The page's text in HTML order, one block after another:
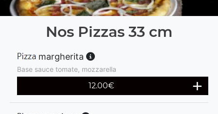
Nos Pizzas 33 cm
margherita
Base sauce tomate, mozzarella
12.00€